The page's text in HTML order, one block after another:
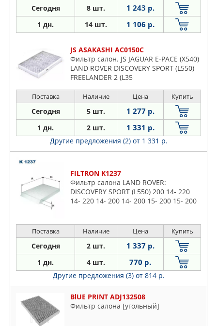
Сегодня 8 шт. 1 243 р.
1 дн. 14 шт. 1 106 р.
JS ASAKASHI AC0150C
Фильтр салон. JS JAGUAR E-PACE (X540)
LAND ROVER DISCOVERY SPORT (L550)
FREELANDER 2 (L35
Поставка Наличие Цена Купить
Сегодня 5 шт. 1 277 р.
1 дн. 2 шт. 1 331 р.
Другие предложения (2) от 1 331 р.
FILTRON K1237
Фильтр салона LAND ROVER:
DISCOVERY SPORT (L550) 200 14- 220
14- 220 14- 200 14- 200 15- 200 15- 200
Поставка Наличие Цена Купить
Сегодня 2 шт. 1 337 р.
1 дн. 4 шт. 770 р.
Другие предложения (3) от 814 р.
BlUE PRINT ADJ132508
Фильтр салона [угольный]